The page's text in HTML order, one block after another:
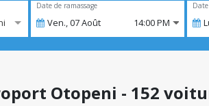
Date de ramassage
Ven.,07Août 14:00 PM
Otopeni - 152